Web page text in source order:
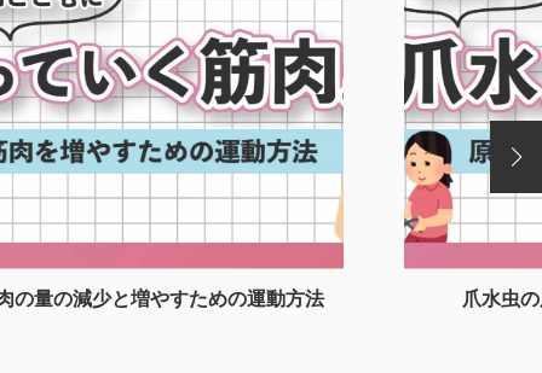
の量の減少と増やすための運動方法 爪水虫